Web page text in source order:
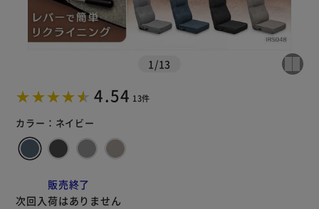
1 /13
4.54 13件
カラー： ネイビー
販売終了
次回入荷はありません